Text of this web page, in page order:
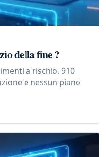
della fine ?
a rischio, 910
e nessun piano